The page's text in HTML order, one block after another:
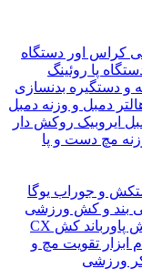
اوردستگاه
پاروئینگ
بدنسازی
و وزنه دمبل
روکش دار
دست و پا
جوراب یوگا
و کش ورزشی
کش CX
تقویت مچ و